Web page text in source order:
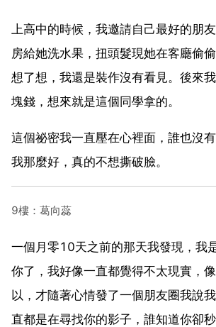
上高中的時候，我邀請自己最好的朋
房給她洗水果，扭頭髮現她在客廳偷偷
想了想，我還是裝作沒有看見。後來
塊錢，想來就是這個同學拿的。
這個祕密我一直壓在心裡面，誰也沒
我那麼好，真的不想撕破臉。
9樓：葛向蕊
一個月零10天之前的那天我發現，我
你了，我好像一直都覺得不太現實，
以，才隨著心情發了一個朋友圈我說
直都是在尋找你的影子，誰知道你卻